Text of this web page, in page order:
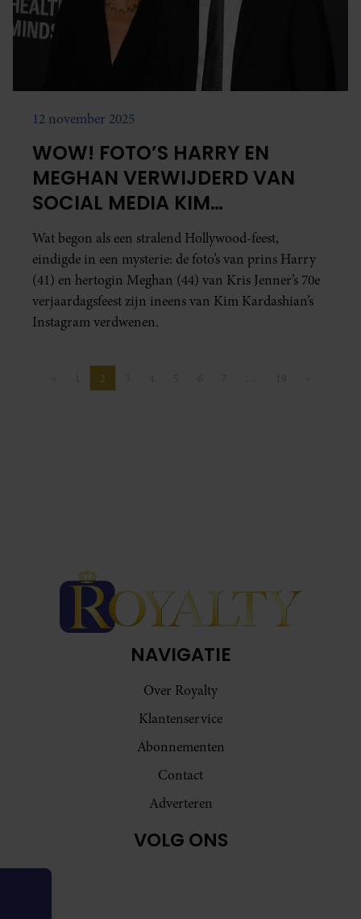
12 november 2025
WOW! FOTO’S HARRY EN
MEGHAN VERWIJDERD VAN
SOCIAL MEDIA KIM
KARDASHIAN
Wat begon als een stralend Hollywood-feest,
eindigde in een mysterie: de foto’s van prins Harry
(41) en hertogin Meghan (44) van Kris Jenner’s 70e
verjaardagsfeest zijn ineens van Kim Kardashian’s
Instagram verdwenen.
Vorige pagina
PaginaPagina
2
NAVIGATIE
Over Royalty
Klantenservice
Abonnementen
Contact
Adverteren
VOLG ONS